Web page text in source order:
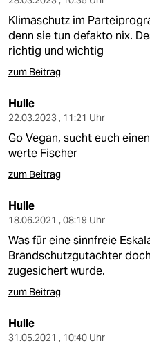
Klimaschutz im
denn sie tun defakto nix.
richtig und wichtig
zum Beitrag
Hulle
22.03.2023 , 11:21 Uhr
Go Vegan, sucht euch
werte Fischer
zum Beitrag
Hulle
18.06.2021 , 08:19 Uhr
Was für eine sinnfreie
Brandschutzgutachter
zugesichert wurde.
zum Beitrag
Hulle
31.05.2021 , 10:40 Uhr